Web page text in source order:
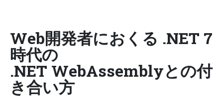
Web開発者におくる .NET 7
時代の​
.NET WebAssemblyとの付
き合い方​